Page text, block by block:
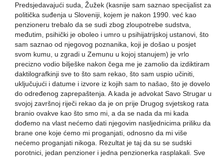
Predsjedavajući suda, Žužek (kasnije sam saznao specijalist za
politička suđenja u Sloveniji, kojem je nakon 1990. već kao
penzioneru trebalo da se sudi zbog zloupotrebe sudstva,
međutim, psihički je oboleo i umro u psihijatrijskoj ustanovi, što
sam saznao od njegovog poznanika, koji je došao u posjet
svom kumu, u zgradi u Zemunu u kojoj stanujem) je vrlo
precizno vodio bilješke nakon čega me je zamolio da izdiktiram
daktilografkinji sve to što sam rekao, što sam uspio učiniti,
uključujući i datume i izvore iz kojih sam to našao, što je dovelo
do određenog zaprepaštenja. A kada je advokat Savo Strugar u
svojoj završnoj riječi rekao da je on prije Drugog svjetskog rata
branio ovakve kao što smo mi, a da se nada da mi kada
dođemo na vlast nećemo dati njegovim nasljednicima priliku da
brane one koje ćemo mi proganjati, odnosno da mi više
nećemo proganjati nikoga. Rezultat je taj da su se sudski
porotnici, jedan penzioner i jedna penzionerka rasplakali. Sve